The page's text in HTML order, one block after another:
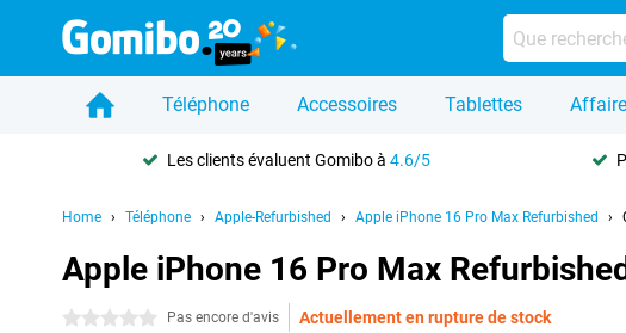
Téléphone Accessoires Tablettes
Les clients évaluent Gomibo à4.6/5
Home Téléphone Apple-Refurbished Apple iPhone 16 Pro Max Refurbished
Apple iPhone 16 Pro Max
0 étoiles Pas encore d'avis Actuellement en rupture de stock